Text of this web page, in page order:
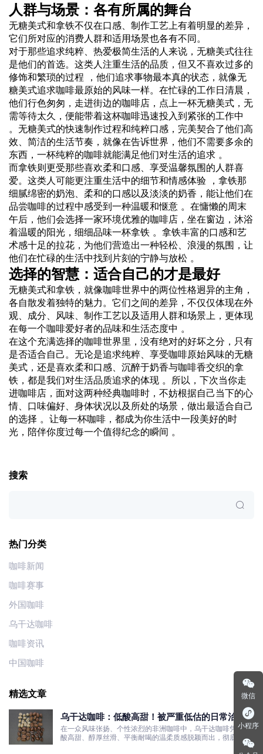
人群与场景：各有所属的舞台
无糖美式和拿铁不仅在口感、制作工艺上有着明显的差异，
它们所对应的消费人群和适用场景也各有不同。
对于那些追求纯粹、热爱极简生活的人来说，无糖美式往往
是他们的首选。这类人注重生活的品质，但又不喜欢过多的
修饰和繁琐的过程 ，他们追求事物最本真的状态，就像无
糖美式追求咖啡最原始的风味一样。在忙碌的工作日清晨，
他们行色匆匆，走进街边的咖啡店，点上一杯无糖美式，无
需等待太久，便能带着这杯咖啡迅速投入到紧张的工作中
。无糖美式的快速制作过程和纯粹口感，完美契合了他们高
效、简洁的生活节奏，就像在告诉世界，他们不需要多余的
东西，一杯纯粹的咖啡就能满足他们对生活的追求 。
而拿铁则更受那些喜欢柔和口感、享受温馨氛围的人群喜
爱。这类人可能更注重生活中的细节和情感体验 ，拿铁那
细腻绵密的奶泡、柔和的口感以及淡淡的奶香，能让他们在
品尝咖啡的过程中感受到一种温暖和惬意 。在慵懒的周末
午后，他们会选择一家环境优雅的咖啡店，坐在窗边，沐浴
着温暖的阳光，细细品味一杯拿铁 。拿铁丰富的口感和艺
术感十足的拉花，为他们营造出一种轻松、浪漫的氛围，让
他们在忙碌的生活中找到片刻的宁静与放松 。
选择的智慧：适合自己的才是最好
无糖美式和拿铁，就像咖啡世界中的两位性格迥异的主角，
各自散发着独特的魅力。它们之间的差异，不仅仅体现在外
观、成分、风味、制作工艺以及适用人群和场景上，更体现
在每一个咖啡爱好者的品味和生活态度中 。
在这个充满选择的咖啡世界里，没有绝对的好坏之分，只有
是否适合自己。无论是追求纯粹、享受咖啡原始风味的无糖
美式，还是喜欢柔和口感、沉醉于奶香与咖啡香交织的拿
铁，都是我们对生活品质追求的体现 。所以，下次当你走
进咖啡店，面对这两种经典咖啡时，不妨根据自己当下的心
情、口味偏好、身体状况以及所处的场景，做出最适合自己
的选择 。让每一杯咖啡，都成为你生活中一段美好的时
光，陪伴你度过每一个值得纪念的瞬间 。
搜索
热门分类
咖啡新闻
咖啡赛事
外国咖啡
乌干达咖啡
咖啡资讯
中国咖啡
精选文章
乌干达咖啡：低酸高甜！被严重低估的日常治愈口
粮豆
在一众风味张扬、个性浓烈的非洲咖啡中，乌干达咖啡凭借低
酸高甜、醇厚丝滑、平衡耐喝的温柔质感脱颖而出，彻底打破
微信
小程序